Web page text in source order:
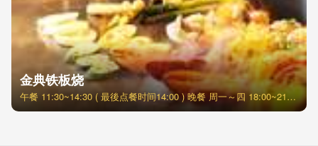
金典铁板烧
午餐 11:30~14:30 ( 最後点餐时间14:00 ) 晚餐 周一～四 18:00~21:30 (最後点餐时间21:00) 周五～日 分2梯次 17:30~19:20 19:30~21:30